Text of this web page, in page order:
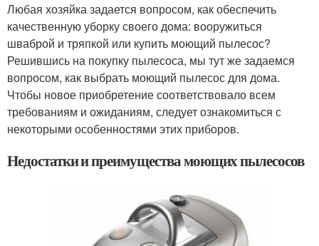
Любая хозяйка задается вопросом, как обеспечить
качественную уборку своего дома: вооружиться
шваброй и тряпкой или купить моющий пылесос?
Решившись на покупку пылесоса, мы тут же задаемся
вопросом, как выбрать моющий пылесос для дома.
Чтобы новое приобретение соответствовало всем
требованиям и ожиданиям, следует ознакомиться с
некоторыми особенностями этих приборов.
Недостатки и преимущества моющих пылесосов